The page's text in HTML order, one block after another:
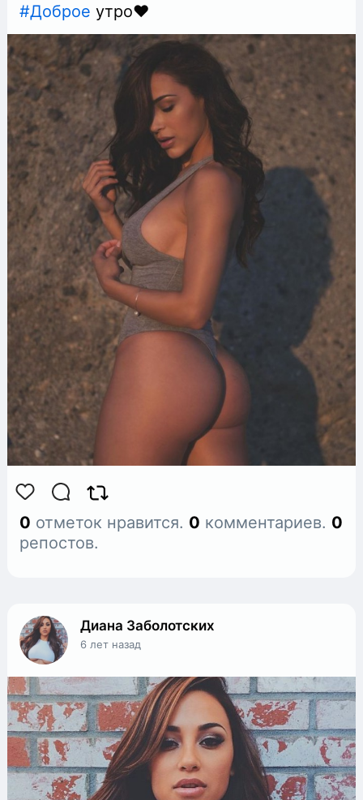
#Доброе утро❤
0 отметок нравится. 0 комментариев. 0
репостов.
Диана Заболотских
6 лет назад